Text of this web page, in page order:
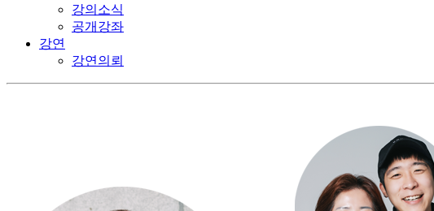
강의소식
공개강좌
강연
강연의뢰